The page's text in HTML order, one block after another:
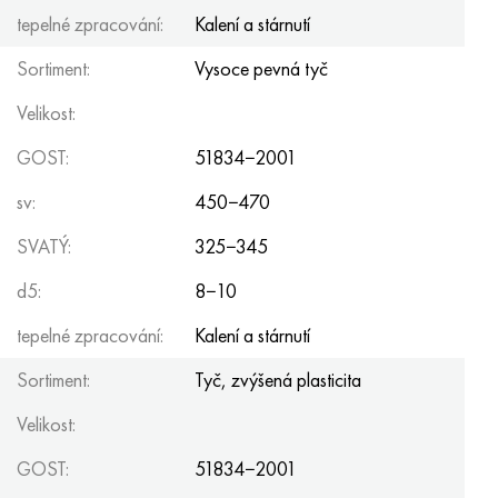
tepelné zpracování:
Kalení a stárnutí
Sortiment:
Vysoce pevná tyč
Velikost:
GOST:
51834−2001
sv:
450−470
SVATÝ:
325−345
d5:
8−10
tepelné zpracování:
Kalení a stárnutí
Sortiment:
Tyč, zvýšená plasticita
Velikost:
GOST:
51834−2001
Hastelloy C-276
Hastelloy C2000
Hastelloy 3
Udimet 500
Udimet 720
40XFA, 1,7223, AISI 4142
45X, 45h, 1,7035
45HN2MFA, k2425, 45hnmf